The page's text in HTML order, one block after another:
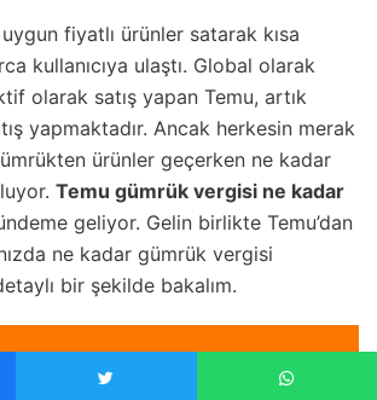
fiyatlı ürünler satarak kısa
kullanıcıya ulaştı. Global olarak
olarak satış yapan Temu, artık
yapmaktadır. Ancak herkesin merak
ürünler geçerken ne kadar
Temu gümrük vergisi ne kadar
geliyor. Gelin birlikte Temu’dan
ne kadar gümrük vergisi
bir şekilde bakalım.